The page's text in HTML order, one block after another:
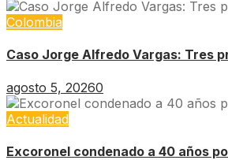
Colombia
Caso Jorge Alfredo Vargas: Tres
agosto 5, 20260
Actualidad
Excoronel condenado a 40 años